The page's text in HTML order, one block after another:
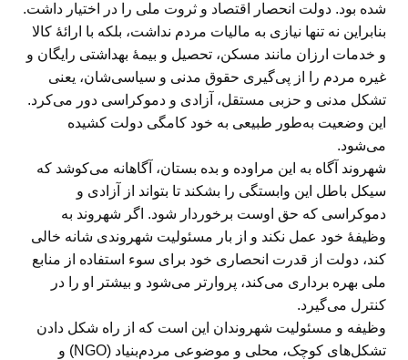
شده بود. دولت انحصار اقتصاد و ثروت ملی را در اختیار داشت.
بنابراین نه تنها نیازی به مالیات مردم نداشت، بلکه با ارائهٔ کالا
و خدمات ارزان مانند مسکن، تحصیل و بیمهٔ بهداشتی رایگان و
غیره مردم را از پی‌گیری حقوق مدنی و سیاسی‌شان، یعنی
تشکل مدنی و حزبی مستقل، آزادی و دموکراسی دور می‌کرد.
این وضعیت به‌طور طبیعی به خود کامگی دولت کشیده
می‌شود.
شهروند آگاه به این مراوده و بده بستان، آگاهانه می‌کوشد که
سیکل باطل این وابستگی را بشکند تا بتواند از آزادی و
دموکراسی که حق اوست برخوردار شود. اگر شهروند به
وظیفهٔ خود عمل نکند و از بار مسئولیت شهروندی شانه خالی
کند، دولت از قدرت انحصاری خود برای سوء استفاده از منابع
ملی بهره برداری می‌کند، پروارتر می‌شود و بیشتر او را در
کنترل می‌گیرد.
وظیفه و مسئولیت شهروندان این است که از راه شکل دادن
تشکل‌های کوچک، محلی و موضوعی مردم‌بنیاد (NGO) و